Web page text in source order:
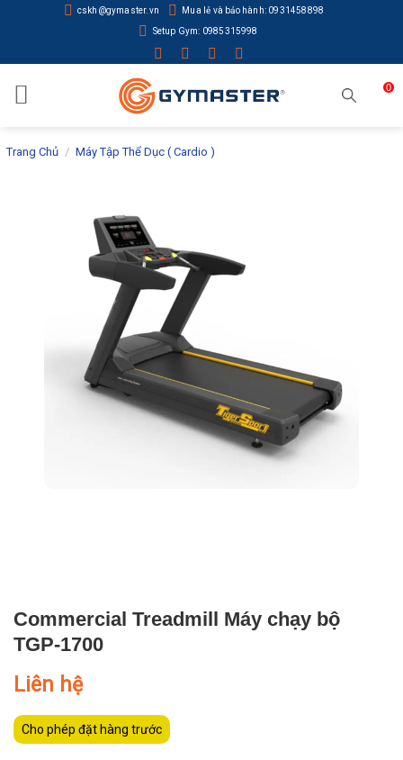
cskh@gymaster.vn Mua lẻ và bảo hành: 0931458898
Setup Gym: 0985315998
0
Trang Chủ / Máy Tập Thể Dục ( Cardio )
Commercial Treadmill Máy chạy bộ
TGP-1700
Liên hệ
Cho phép đặt hàng trước